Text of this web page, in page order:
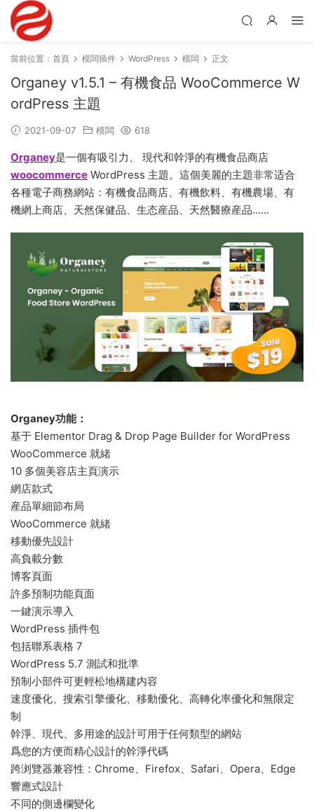
當前位置： 首頁 模闆插件 WordPress 模闆 正文
Organey v1.5.1 – 有機食品 WooCommerce W
ordPress 主題
2021-09-07 模闆 618
Organey是一個有吸引力、 現代和幹淨的有機食品商店
woocommerce WordPress 主題。這個美麗的主題非常适合
各種電子商務網站：有機食品商店、有機飲料、有機農場、有
機網上商店、天然保健品、生态産品、天然醫療産品……
Organey功能：
基于 Elementor Drag & Drop Page Builder for WordPress
WooCommerce 就緒
10 多個美容店主頁演示
網店款式
産品單細節布局
WooCommerce 就緒
移動優先設計
高負載分數
博客頁面
許多預制功能頁面
一鍵演示導入
WordPress 插件包
包括聯系表格 7
WordPress 5.7 測試和批準
預制小部件可更輕松地構建内容
速度優化、搜索引擎優化、移動優化、高轉化率優化和無限定
制
幹淨、現代、多用途的設計可用于任何類型的網站
爲您的方便而精心設計的幹淨代碼
跨浏覽器兼容性：Chrome、Firefox、Safari、Opera、Edge
響應式設計
不同的側邊欄變化